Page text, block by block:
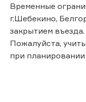
Временные
г.Шебекино,
закрытием въезда.
Пожалуйста,
при